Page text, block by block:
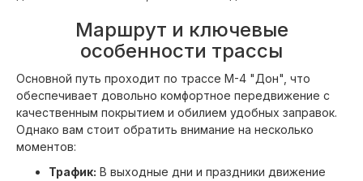
Маршрут и ключевые
особенности трассы
Основной путь проходит по трассе М-4 "Дон", что
обеспечивает довольно комфортное передвижение с
качественным покрытием и обилием удобных заправок.
Однако вам стоит обратить внимание на несколько
моментов:
Трафик: В выходные дни и праздники движение